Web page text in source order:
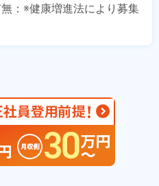
：※健康増進法により募集